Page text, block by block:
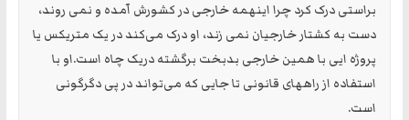
براستی درک کرد چرا اینهمه خارجی در کشورش آمده و نمی روند،
دست به کشتار خارجیان نمی زند، او درک می‌کند در یک متریکس یا
پروژه ایی با همین خارجی بدبخت برگشته دریک چاه است.او با
استفاده از راههای قانونی تا جایی که می‌تواند در پی دگرگونی
است.